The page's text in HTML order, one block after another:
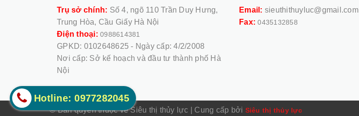
Trụ sở chính: Số 4, ngõ 110 Trần Duy Hưng,
Trung Hòa, Cầu Giấy Hà Nội
Điện thoại: 0988614381
GPKD: 0102648625 - Ngày cấp: 4/2/2008
Nơi cấp: Sở kế hoạch và đầu tư thành phố Hà
Nội
Email: sieuthithuyluc@gmail.com
Fax:0435132858
© Bản quyền thuộc về Siêu thị thủy lực Cung cấp bởi Siêu thị thủy lực
Hotline: 0977282045